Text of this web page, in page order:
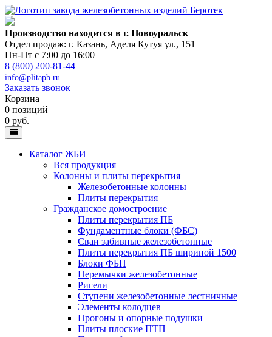
Производство находится в г. Новоуральск
Отдел продаж: г. Казань, Аделя Кутуя ул., 151
Пн-Пт с 7:00 до 16:00
8 (800) 200-81-44
info@plitapb.ru
Заказать звонок
Корзина
0 позиций
0 руб.
Каталог ЖБИ
Вся продукция
Колонны и плиты перекрытия
Железобетонные колонны
Плиты перекрытия
Гражданское домостроение
Плиты перекрытия ПБ
Фундаментные блоки (ФБС)
Сваи забивные железобетонные
Плиты перекрытия ПБ шириной 1500
Блоки ФБП
Перемычки железобетонные
Ригели
Ступени железобетонные лестничные
Элементы колодцев
Прогоны и опорные подушки
Плиты плоские ПТП